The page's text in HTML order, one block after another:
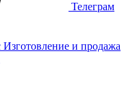
Телеграм
Изготовление и продажа